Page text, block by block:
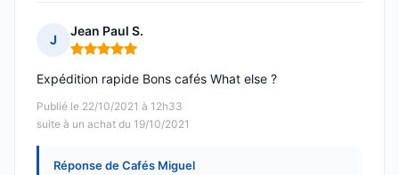
J
Jean Paul S.
Note : 5 sur 5
Publié le 22/10/2021 à 12h33
suite à un achat du 19/10/2021
Expédition rapide Bons cafés What else ?
Réponse de Cafés Miguel